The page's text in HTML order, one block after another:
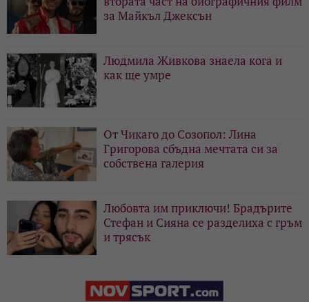
за Майкъл Джексън
Людмила Живкова знаела кога и
как ще умре
От Чикаго до Созопол: Лина
Григорова сбъдна мечтата си за
собствена галерия
Любовта им приключи! Брадърите
Стефан и Сияна се разделиха с гръм
и трясък